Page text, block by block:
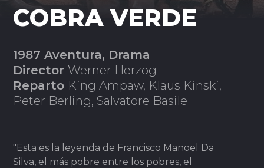
COBRA VERDE
1987 Aventura, Drama
Director Werner Herzog
Reparto King Ampaw, Klaus Kinski,
Peter Berling, Salvatore Basile
"Esta es la leyenda de Francisco Manoel Da
Silva, el más pobre entre los pobres, el